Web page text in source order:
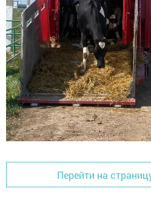
Перейти на